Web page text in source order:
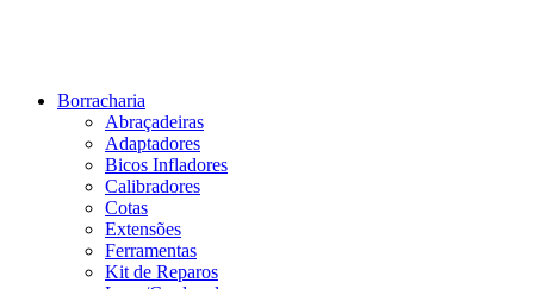
Borracharia
Abraçadeiras
Adaptadores
Bicos Infladores
Calibradores
Cotas
Extensões
Ferramentas
Kit de Reparos